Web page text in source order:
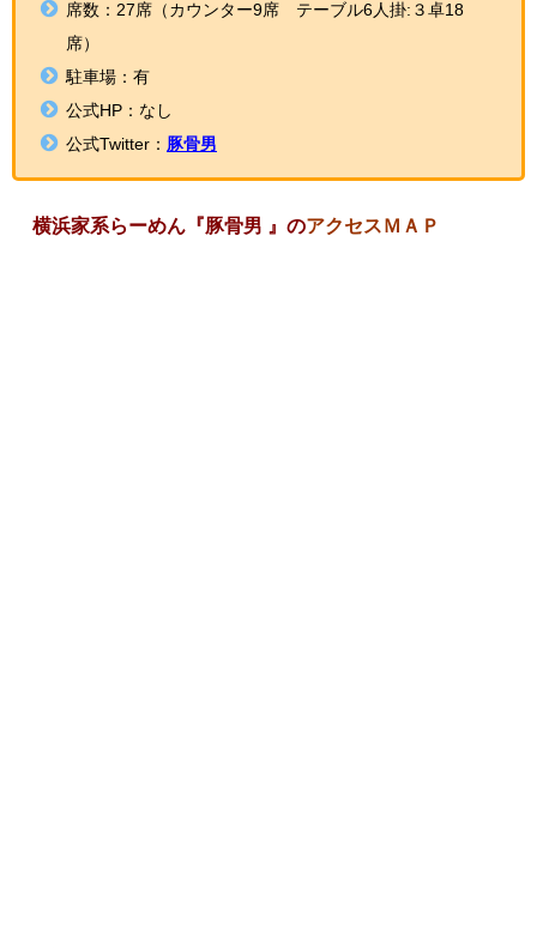
席数： 27席 （カウンター9席 テーブル6人掛:３卓18
席）
駐車場：有
公式HP：なし
公式Twitter： 豚骨男
横浜家系らーめん『豚骨男 』 のアクセスＭＡＰ